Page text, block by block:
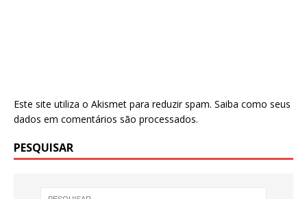
Este site utiliza o Akismet para reduzir spam. Saiba como seus
dados em comentários são processados.
PESQUISAR